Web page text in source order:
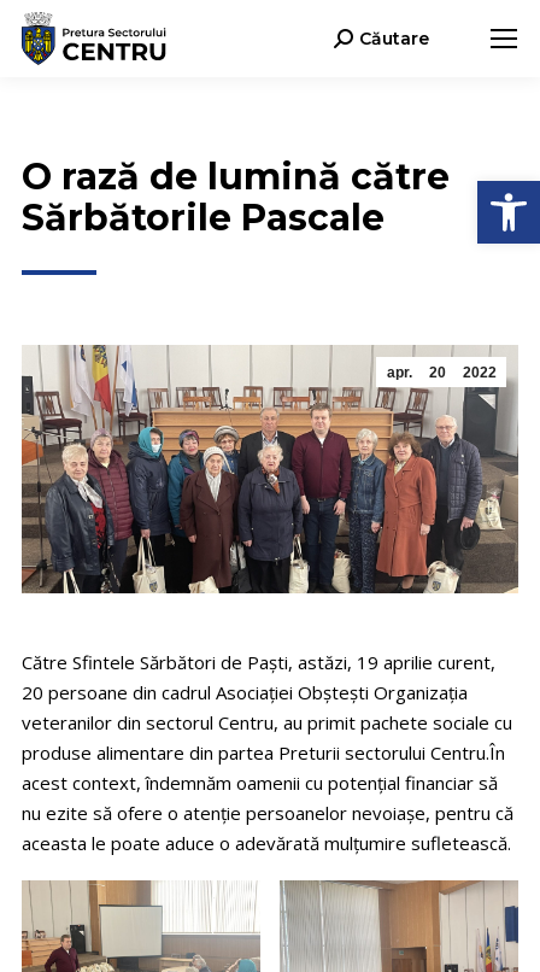
Search:Căutare
O rază de lumină către
Sărbătorile Pascale
apr. 20 2022
Către Sfintele Sărbători de Paști, astăzi, 19 aprilie curent,
20 persoane din cadrul Asociației Obștești Organizația
veteranilor din sectorul Centru, au primit pachete sociale cu
produse alimentare din partea Preturii sectorului Centru.În
acest context, îndemnăm oamenii cu potențial financiar să
nu ezite să ofere o atenție persoanelor nevoiașe, pentru că
aceasta le poate aduce o adevărată mulțumire sufletească.